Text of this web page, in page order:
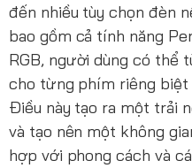
đến nhiều tùy chọn đèn
bao gồm cả tính năng
RGB, người dùng có thể
cho từng phím riêng
Điều này tạo ra một trải
và tạo nên một không
hợp với phong cách và